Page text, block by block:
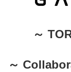
～
～